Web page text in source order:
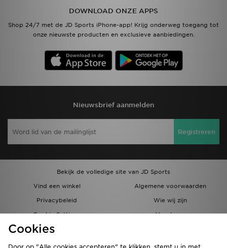
DOWNLOAD ONZE APPS
Shop 24/7 met de JD Sports iPhone-app! Krijg onderweg toegang tot
onze nieuwste producten en exclusieve aanbiedingen.
Nieuwsbrief aanmelden
Registreren
Bekijk de volledige site van JD Sports
Vind een winkel
Algemene voorwaarden
Privacybeleid
Wie wij zijn
Cookie Settings
Vacatures
Bestellingen en Levering
Cookies